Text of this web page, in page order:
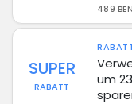
489
SUPER
RABATT
um